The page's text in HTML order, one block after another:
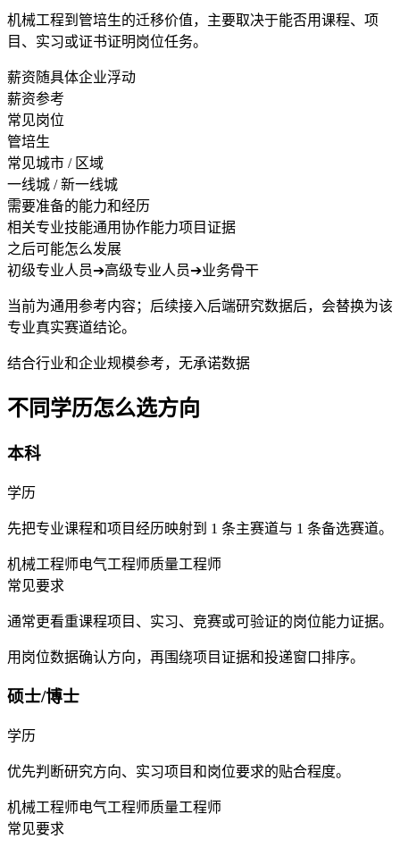
机械工程到管培生的迁移价值，主要取决于能否用课程、项
目、实习或证书证明岗位任务。
薪资随具体企业浮动
薪资参考
常见岗位
管培生
常见城市 / 区域
一线城 / 新一线城
需要准备的能力和经历
相关专业技能通用协作能力项目证据
之后可能怎么发展
初级专业人员➔高级专业人员➔业务骨干
当前为通用参考内容；后续接入后端研究数据后，会替换为该
专业真实赛道结论。
结合行业和企业规模参考，无承诺数据
不同学历怎么选方向
本科
学历
先把专业课程和项目经历映射到 1 条主赛道与 1 条备选赛道。
机械工程师电气工程师质量工程师
常见要求
通常更看重课程项目、实习、竞赛或可验证的岗位能力证据。
用岗位数据确认方向，再围绕项目证据和投递窗口排序。
硕士/博士
学历
优先判断研究方向、实习项目和岗位要求的贴合程度。
机械工程师电气工程师质量工程师
常见要求